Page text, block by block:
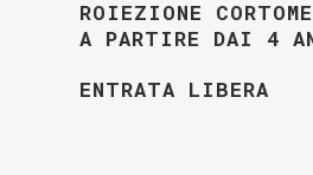
ROIEZIONE
A PARTIRE DAI 4
ENTRATA LIBERA